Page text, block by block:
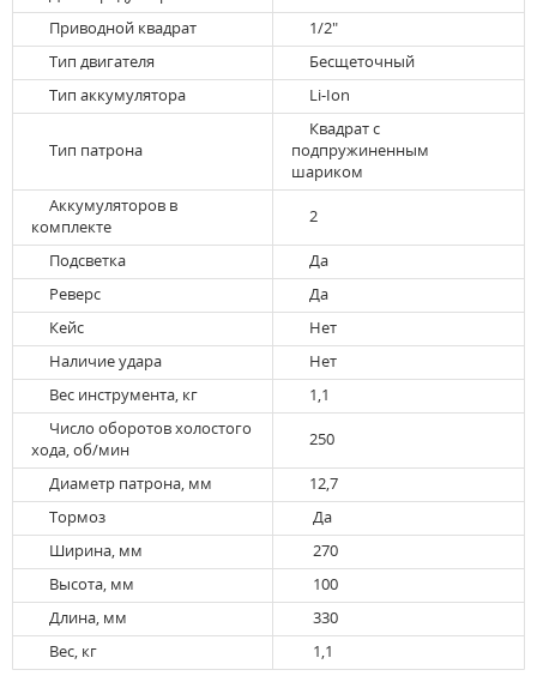
Приводной квадрат
1/2"
Тип двигателя
Бесщеточный
Тип аккумулятора
Li-Ion
Тип патрона
Квадрат с
подпружиненным
шариком
Аккумуляторов в
комплекте
2
Подсветка
Да
Реверс
Да
Кейс
Нет
Наличие удара
Нет
Вес инструмента, кг
1,1
Число оборотов холостого
хода, об/мин
250
Диаметр патрона, мм
12,7
Тормоз
Да
Ширина, мм
270
Высота, мм
100
Длина, мм
330
Вес, кг
1,1